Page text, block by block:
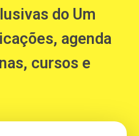
do Um
agenda
cursos e